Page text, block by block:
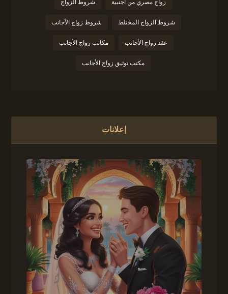
زواج مصري من أجنبية شروط الزواج
شروط الزواج المختلط شروط زواج الأجانب
عقد زواج الأجانب مكاتب زواج الأجانب
مكتب توثيق زواج الأجانب
إعلانات